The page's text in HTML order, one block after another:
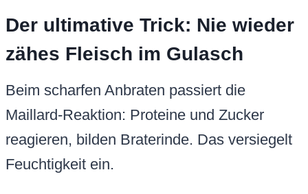
Der ultimative Trick: Nie wieder
zähes Fleisch im Gulasch
Beim scharfen Anbraten passiert die
Maillard-Reaktion: Proteine und Zucker
reagieren, bilden Braterinde. Das versiegelt
Feuchtigkeit ein.